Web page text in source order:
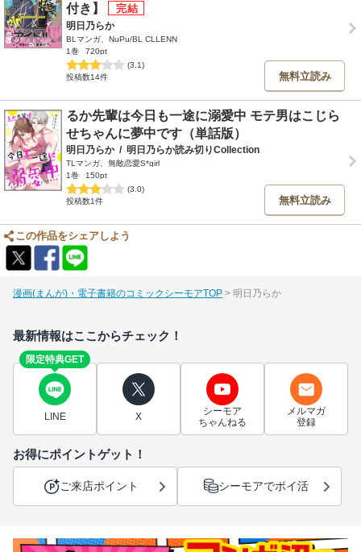
付き】
明日乃らか
BLマンガ、NuPu/BL CLLENN
1巻
720pt
(3.1)
投稿数14件
無料立読み
るか先輩は今日も一途に溺愛中 モテ男はこじら
せちゃんに夢中です（単話版）
明日乃らか / 明日乃らか読み切りCollection
TLマンガ、無敵恋愛S*girl
1巻
150pt
(3.0)
投稿数1件
無料立読み
この作品をシェアしよう
漫画(まんが)・電子書籍のコミックシーモアTOP 明日乃らか
最新情報はここからチェック！
限定特典GET
LINE X
シーモア
ちゃんねる
メルマガ
登録
お得にポイントゲット！
ご来店ポイント シーモアでポイ活